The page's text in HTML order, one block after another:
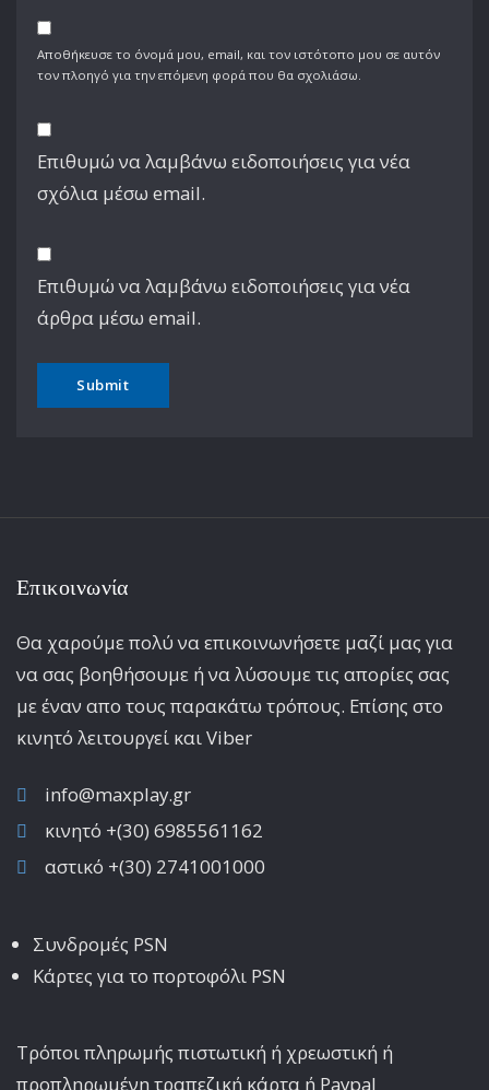
Αποθήκευσε το όνομά μου, email, και τον ιστότοπο μου σε αυτόν
τον πλοηγό για την επόμενη φορά που θα σχολιάσω.
Επιθυμώ να λαμβάνω ειδοποιήσεις για νέα
σχόλια μέσω email.
Επιθυμώ να λαμβάνω ειδοποιήσεις για νέα
άρθρα μέσω email.
Επικοινωνία
Θα χαρούμε πολύ να επικοινωνήσετε μαζί μας για
να σας βοηθήσουμε ή να λύσουμε τις απορίες σας
με έναν απο τους παρακάτω τρόπους. Επίσης στο
κινητό λειτoυργεί και Viber
info@maxplay.gr
κινητό +(30) 6985561162
αστικό +(30) 2741001000
Συνδρομές PSN
Κάρτες για το πορτοφόλι PSN
Τρόποι πληρωμής πιστωτική ή χρεωστική ή
προπληρωμένη τραπεζική κάρτα ή Paypal